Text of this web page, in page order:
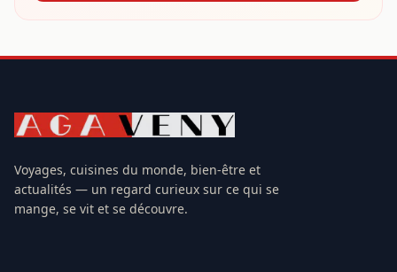
Voyages, cuisines du monde, bien-être et
actualités — un regard curieux sur ce qui se
mange, se vit et se découvre.